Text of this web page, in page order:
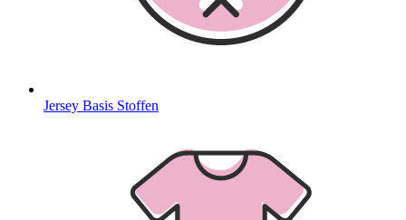
Jersey Basis Stoffen